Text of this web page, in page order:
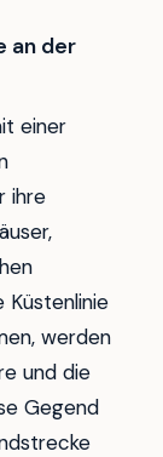
an der
einer
ihre
Küstenlinie
werden
und die
Gegend